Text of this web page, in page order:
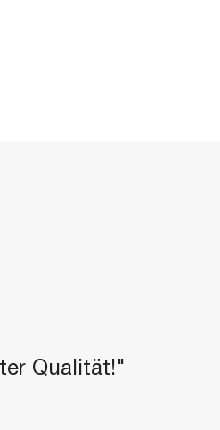
Qualität!"